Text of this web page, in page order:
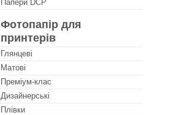
Папери DCP
Фотопапір для
принтерів
Глянцеві
Матові
Преміум-клас
Дизайнерські
Плівки